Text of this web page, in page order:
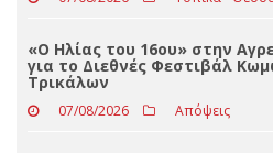
Θωράκιση της Αθαμανίας